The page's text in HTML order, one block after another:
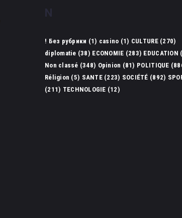
N
! Без рубрики (1) casino (1) CULTURE(270)
diplomatie (38) ECONOMIE (283) EDUCATION
Non classé (348) Opinion (81) POLITIQUE
Réligion (5) SANTE(223) SOCIÉTÉ (892)
(211) TECHNOLOGIE (12)